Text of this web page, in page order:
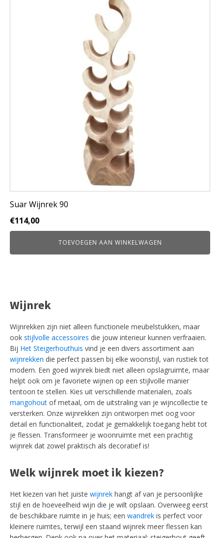
Suar Wijnrek 90
€114,00
TOEVOEGEN AAN WINKELWAGEN
Wijnrek
Wijnrekken zijn niet alleen functionele meubelstukken, maar
ook stijlvolle accessoires die jouw interieur kunnen verfraaien.
Bij Het Steigerhouthuis vind je een divers assortiment aan
wijnrekken die perfect passen bij elke woonstijl, van rustiek tot
modern. Een goed wijnrek biedt niet alleen opslagruimte, maar
helpt ook om je favoriete wijnen op een stijlvolle manier
tentoon te stellen. Kies uit verschillende materialen, zoals
mangohout of metaal, om de uitstraling van je wijncollectie te
versterken. Onze wijnrekken zijn ontworpen met oog voor
detail en functionaliteit, zodat je gemakkelijk toegang hebt tot
je flessen. Transformeer je woonruimte met een prachtig
wijnrek dat zowel praktisch als decoratief is!
Welk wijnrek moet ik kiezen?
Het kiezen van het juiste wijnrek hangt af van je persoonlijke
stijl en de hoeveelheid wijn die je wilt opslaan. Overweeg eerst
de beschikbare ruimte in je huis; een wandrek is perfect voor
kleinere ruimtes, terwijl een staand wijnrek meer flessen kan